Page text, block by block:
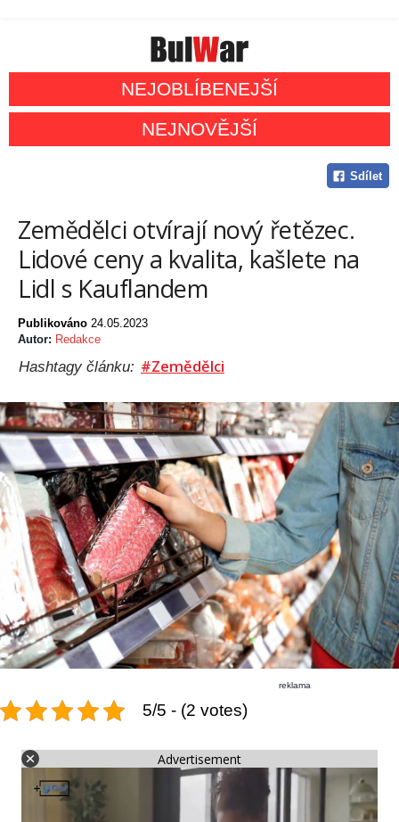
NEJOBLÍBENEJŠÍ
NEJNOVĚJŠÍ
Sdílet
Zemědělci otvírají nový řetězec.
Lidové ceny a kvalita, kašlete na
Lidl s Kauflandem
Publikováno 24.05.2023
Autor: Redakce
Hashtagy článku: #Zemědělci
reklama
5/5 - (2 votes)
Advertisement